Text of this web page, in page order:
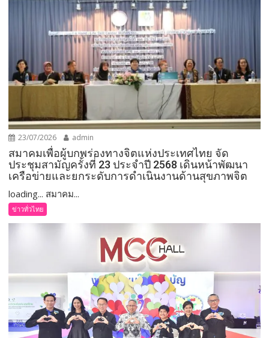
23/07/2026 admin
สมาคมเพื่อผู้บกพร่องทางจิตแห่งประเทศไทย จัด
ประชุมสามัญครั้งที่ 23 ประจำปี 2568 เดินหน้าพัฒนา
เครือข่ายและยกระดับการดำเนินงานด้านสุขภาพจิต
loading... สมาคม...
ข่าวทั่วไทย